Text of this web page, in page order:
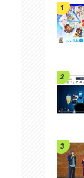
1
2
3